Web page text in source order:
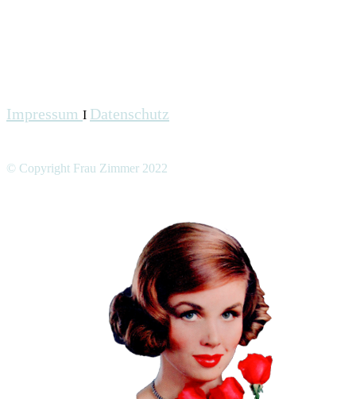
Impressum I Datenschutz
© Copyright Frau Zimmer 2022